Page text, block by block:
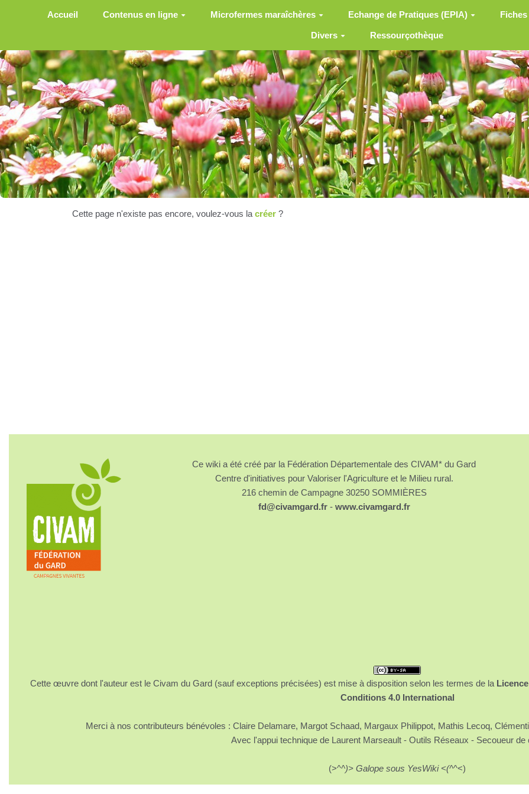
Aller au contenu principal
Accueil Contenus en ligne Microfermes maraîchères Echange de Pratiques (EPIA)
Divers Ressourçothèque
Cette page n'existe pas encore, voulez-vous la créer ?
Ce wiki a été créé par la Fédération Départementale des CIVAM* du Gard
Centre d'initiatives pour Valoriser l'Agriculture et le Milieu rural.
216 chemin de Campagne 30250 SOMMIÈRES
fd@civamgard.fr- www.civamgard.fr
Cette œuvre dont l'auteur est le Civam du Gard (sauf exceptions précisées) est mise à disposition selon les termes de la
Conditions 4.0 International
Merci à nos contributeurs bénévoles : Claire Delamare, Margot Schaad, Margaux Philippot, Mathis Lecoq,
Avec l'appui technique de Laurent Marseault - Outils Réseaux - Secoueur de
(>^^)> Galope sous YesWiki <(^^<)